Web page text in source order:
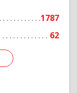
1787
62